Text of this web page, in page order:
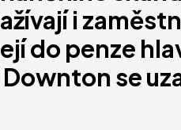
i
do penze
se